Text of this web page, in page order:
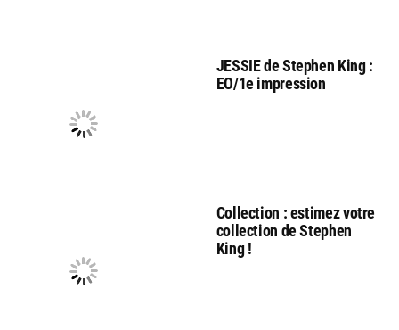
JESSIE de Stephen King :
EO/1e impression
Collection : estimez votre
collection de Stephen
King !